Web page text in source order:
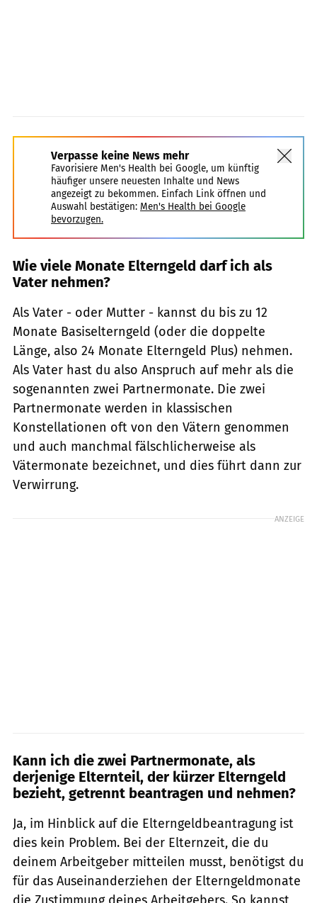
Verpasse keine News mehr
Favorisiere Men's Health bei Google, um künftig
häufiger unsere neuesten Inhalte und News
angezeigt zu bekommen. Einfach Link öffnen und
Auswahl bestätigen: Men's Health bei Google
bevorzugen.
Wie viele Monate Elterngeld darf ich als
Vater nehmen?
Als Vater - oder Mutter - kannst du bis zu 12
Monate Basiselterngeld (oder die doppelte
Länge, also 24 Monate Elterngeld Plus) nehmen.
Als Vater hast du also Anspruch auf mehr als die
sogenannten zwei Partnermonate. Die zwei
Partnermonate werden in klassischen
Konstellationen oft von den Vätern genommen
und auch manchmal fälschlicherweise als
Vätermonate bezeichnet, und dies führt dann zur
Verwirrung.
ANZEIGE
Kann ich die zwei Partnermonate, als
derjenige Elternteil, der kürzer Elterngeld
bezieht, getrennt beantragen und nehmen?
Ja, im Hinblick auf die Elterngeldbeantragung ist
dies kein Problem. Bei der Elternzeit, die du
deinem Arbeitgeber mitteilen musst, benötigst du
für das Auseinanderziehen der Elterngeldmonate